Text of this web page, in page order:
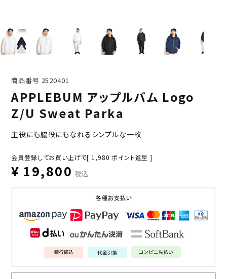
商品番号 2520401
APPLEBUM アップルバム Logo
Z/U Sweat Parka
主役にも脇役にもなれるシンプルな一枚
会員登録してお買い上げで[ 1,980 ポイント進呈 ]
¥ 19,800 税込